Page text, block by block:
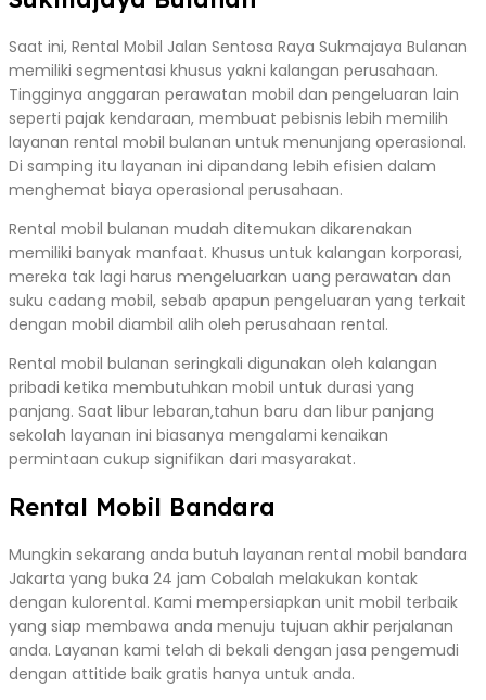
Saat ini, Rental Mobil Jalan Sentosa Raya Sukmajaya Bulanan
memiliki segmentasi khusus yakni kalangan perusahaan.
Tingginya anggaran perawatan mobil dan pengeluaran lain
seperti pajak kendaraan, membuat pebisnis lebih memilih
layanan rental mobil bulanan untuk menunjang operasional.
Di samping itu layanan ini dipandang lebih efisien dalam
menghemat biaya operasional perusahaan.
Rental mobil bulanan mudah ditemukan dikarenakan
memiliki banyak manfaat. Khusus untuk kalangan korporasi,
mereka tak lagi harus mengeluarkan uang perawatan dan
suku cadang mobil, sebab apapun pengeluaran yang terkait
dengan mobil diambil alih oleh perusahaan rental.
Rental mobil bulanan seringkali digunakan oleh kalangan
pribadi ketika membutuhkan mobil untuk durasi yang
panjang. Saat libur lebaran,tahun baru dan libur panjang
sekolah layanan ini biasanya mengalami kenaikan
permintaan cukup signifikan dari masyarakat.
Rental Mobil Bandara
Mungkin sekarang anda butuh layanan rental mobil bandara
Jakarta yang buka 24 jam Cobalah melakukan kontak
dengan kulorental. Kami mempersiapkan unit mobil terbaik
yang siap membawa anda menuju tujuan akhir perjalanan
anda. Layanan kami telah di bekali dengan jasa pengemudi
dengan attitide baik gratis hanya untuk anda.